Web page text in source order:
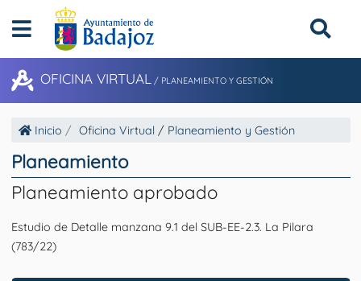
OFICINA VIRTUAL / PLANEAMIENTO Y GESTIÓN
Inicio Oficina Virtual / Planeamiento y Gestión
Planeamiento
Planeamiento aprobado
Estudio de Detalle manzana 9.1 del SUB-EE-2.3. La Pilara
(783/22)